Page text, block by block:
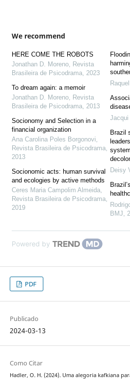
We recommend
HERE COME THE ROBOTS
Jonathan D. Moreno, Revista
Brasileira de Psicodrama, 2023
To dream again: a memoir
Jonathan D. Moreno, Revista
Brasileira de Psicodrama, 2013
Socionomy and Selection in a
financial organization
Ana Carolina Poles Borgonovi,
Revista Brasileira de Psicodrama,
2013
Socionomic acts: human survival
and ecologies by active methods
Ceres Maria Campolim Almeida,
Revista Brasileira de Psicodrama,
2019
Jacqui
Brazil
Deisy
BMJ,
Powered by
PDF
Publicado
2024-03-13
Como Citar
Hadler, O. H. (2024). Uma alegoria kafkiana